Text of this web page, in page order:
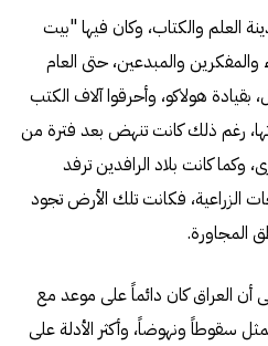
العلم والكتاب، وكان فيها "بيت
والمبدعين، حتى العام
بقيادة هولاكو، وأحرقوا آلاف الكتب
رغم ذلك كانت تنهض بعد فترة من
وكما كانت بلاد الرافدين ترفد
الزراعية، فكانت تلك الأرض تجود
المجاورة.
أن العراق كان دائماً على موعد مع
سقوطاً ونهوضاً، وأكثر الأدلة على